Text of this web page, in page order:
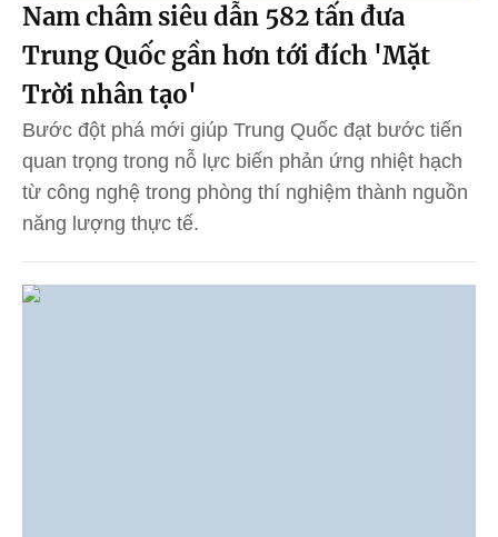
Nam châm siêu dẫn 582 tấn đưa
Trung Quốc gần hơn tới đích 'Mặt
Trời nhân tạo'
Bước đột phá mới giúp Trung Quốc đạt bước tiến
quan trọng trong nỗ lực biến phản ứng nhiệt hạch
từ công nghệ trong phòng thí nghiệm thành nguồn
năng lượng thực tế.